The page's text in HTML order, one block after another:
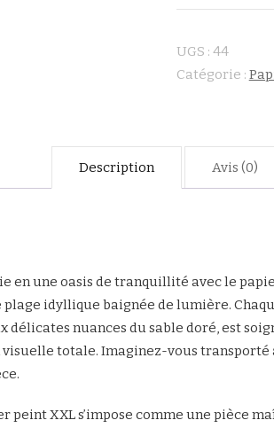
UGS : 44
Catégorie :
Description Avis (0)
en une oasis de tranquillité avec le
idyllique baignée de lumière.
délicates nuances du sable doré, est
totale. Imaginez-vous transporté
peint XXL s’impose comme une pièce